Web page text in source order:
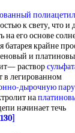
к свету, что и
на его основе
батарея крайне
и
раствор
в легированном
дырочную пару
на
начинает течь